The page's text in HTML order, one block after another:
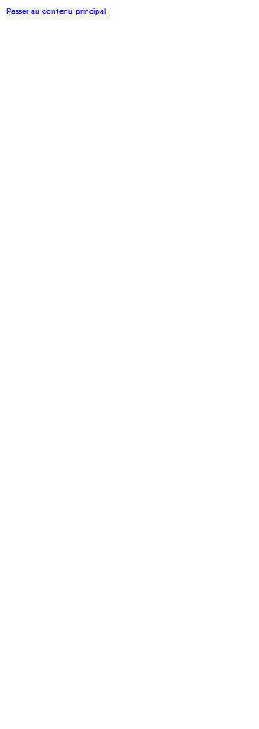
Passer au contenu principal